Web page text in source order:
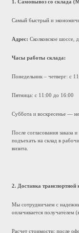
1. Самовывоз со склада
Самый быстрый и
Адрес: Сколковское шоссе,
Часы работы склада:
Понедельник – четверг: с
Пятница: с 11:00 до 16:00
Суббота и воскресенье —
После согласования
подъехать на склад в
визита.
2. Доставка транспортной
Мы сотрудничаем с
оплачивается получателем
Расчет стоимости: после